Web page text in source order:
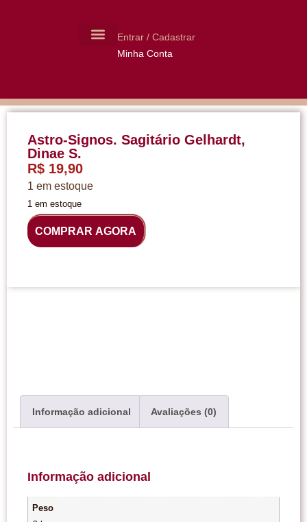
Entrar / Cadastrar
Minha Conta
Informação adicional Avaliações (0)
Informação adicional
Peso
Astro-Signos. Sagitário Gelhardt,
Dinae S.
R$ 19,90
1 em estoque
1 em estoque
COMPRAR AGORA